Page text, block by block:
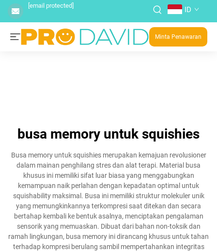
[email protected] ID
Minta Penawaran
busa memory untuk squishies
Busa memory untuk squishies merupakan kemajuan revolusioner
dalam mainan penghilang stres dan alat terapi. Material busa
khusus ini memiliki sifat luar biasa yang menggabungkan
kemampuan naik perlahan dengan kepadatan optimal untuk
squishability maksimal. Busa ini memiliki struktur molekuler unik
yang memungkinkannya terkompresi saat ditekan dan secara
bertahap kembali ke bentuk asalnya, menciptakan pengalaman
sensorik yang memuaskan. Dibuat dari bahan non-toksik dan
ramah lingkungan, busa memory ini dirancang khusus untuk tahan
terhadap kompresi berulang sambil mempertahankan integritas